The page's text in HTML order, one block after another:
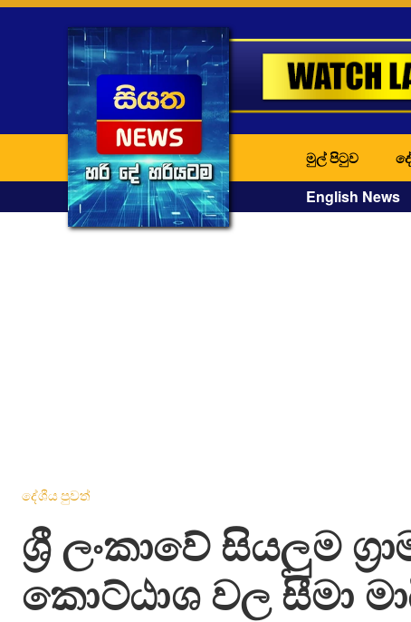
මුල් පිටුව
English News
දේශීය පුවත්
ශ්‍රී ලංකාවේ සියලුම
කොට්ඨාශ වල සීමා